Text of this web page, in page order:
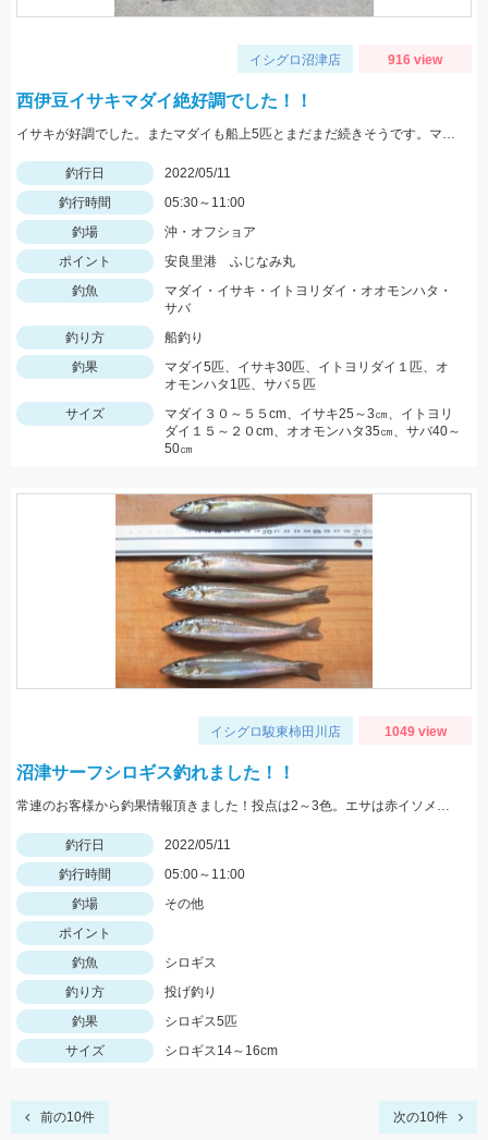
イシグロ沼津店 916 view
西伊豆イサキマダイ絶好調でした！！
イサキが好調でした。またマダイも船上5匹とまだまだ続きそうです。マダイなら12ｍのハリス、イサキなら5ｍハリスに2本針が効果絶大でした。
釣行日
2022/05/11
釣行時間
05:30～11:00
釣場
沖・オフショア
ポイント
安良里港 ふじなみ丸
釣魚
マダイ・イサキ・イトヨリダイ・オオモンハタ・
サバ
釣り方
船釣り
釣果
マダイ5匹、イサキ30匹、イトヨリダイ１匹、オ
オモンハタ1匹、サバ５匹
サイズ
マダイ３０～５５cm、イサキ25～3㎝、イトヨリ
ダイ１５～２０cm、オオモンハタ35㎝、サバ40～
50㎝
イシグロ駿東柿田川店 1049 view
沼津サーフシロギス釣れました！！
常連のお客様から釣果情報頂きました！投点は2～3色。エサは赤イソメを使用。
釣行日
2022/05/11
釣行時間
05:00～11:00
釣場
その他
ポイント
釣魚
シロギス
釣り方
投げ釣り
釣果
シロギス5匹
サイズ
シロギス14～16cm
前の10件 次の10件